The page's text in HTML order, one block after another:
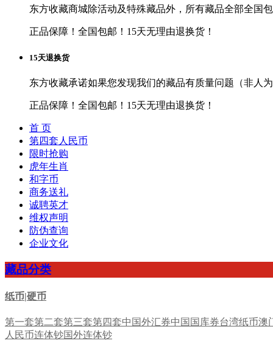
东方收藏商城除活动及特殊藏品外，所有藏品全部全国
正品保障！全国包邮！15天无理由退换货！
15天退换货
东方收藏承诺如果您发现我们的藏品有质量问题（非人
正品保障！全国包邮！15天无理由退换货！
首 页
第四套人民币
限时抢购
虎年生肖
和字币
商务送礼
诚聘英才
维权声明
防伪查询
企业文化
藏品分类
纸币|硬币
第一套第二套第三套第四套中国外汇券中国国库券台湾纸币澳
人民币连体钞国外连体钞